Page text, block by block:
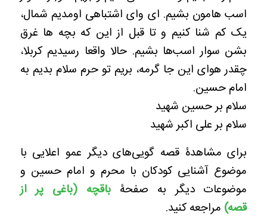
اسب هامون بشیم. ای وای اشتباهی اومدیم شمال،
یک کم شنا کنیم و تا قبل از این که بچه ها غرق
بشن سوار اسب‌ها بشیم. حالا واقعا رسیدیم کربلا،
چقدر هوای این جا گرمه، بریم تو حرم سلام بدیم به
امام حسین.
سلام بر حسین شهید
سلام بر علی اکبر شهید
برای مشاهدۀ قصه گویی‌های دیگر عمو اعلایی با
موضوع آشنایی کودکان با محرم و امام حسین و
موضوعات دیگر به صفحۀ باقچه (باغی پر از
قصه) مراجعه کنید.